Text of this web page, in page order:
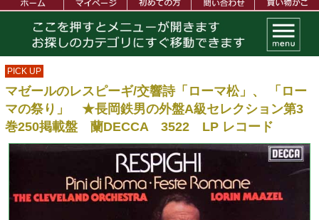
PICK UP
マゼールのレスピーギ/交響詩「ローマ松」、 「ロー
マの祭り」 ★長岡鉄男の外盤A級セレクション第3
巻250掲載盤 蘭DECCA 3522 LP レコード